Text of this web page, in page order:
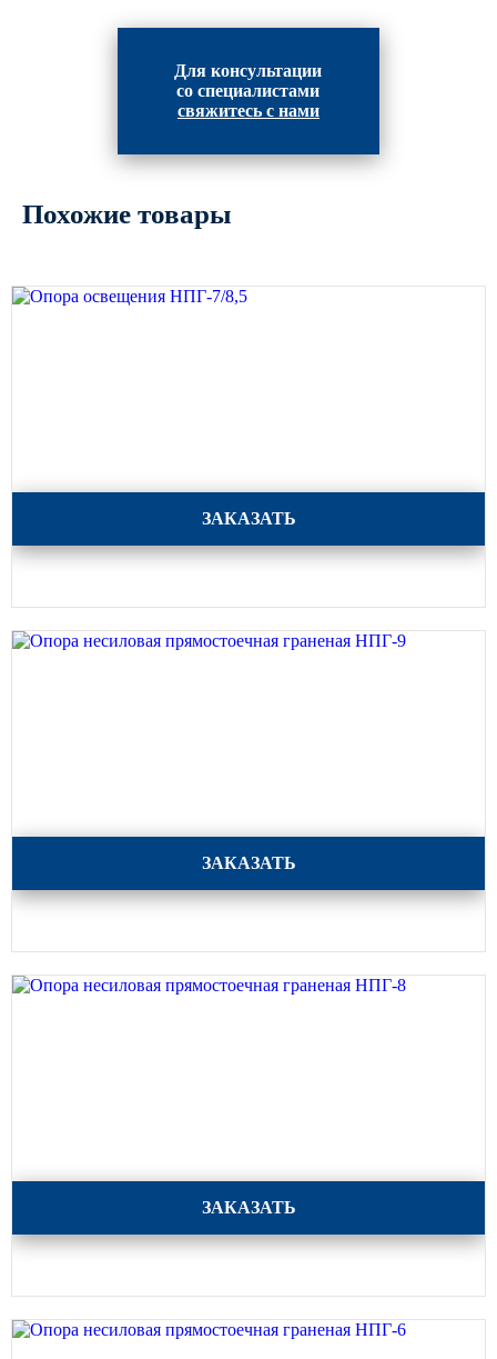
Антивандальные светильники и
питающие посты
МАФ (МАЛЫЕ АРХИТЕКТУРНЫЕ ФОРМЫ)
Для консультации
со специалистами
свяжитесь с нами
Похожие товары
ЗАКАЗАТЬ
ЗАКАЗАТЬ
ЗАКАЗАТЬ